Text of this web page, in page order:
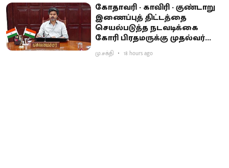
கோதாவரி - காவிரி - குண்டாறு
இணைப்புத் திட்டத்தை
செயல்படுத்த நடவடிக்கை
கோரி பிரதமருக்கு முதல்வர்
விஜய் கடிதம்
மு.சக்தி 18 hours ago